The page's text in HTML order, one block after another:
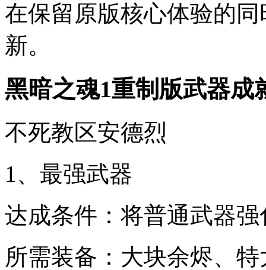
在保留原版核心体验的
新。
黑暗之魂1重制版武器成
不死教区安德烈
1、最强武器
达成条件：将普通武器
所需装备：大块余烬、